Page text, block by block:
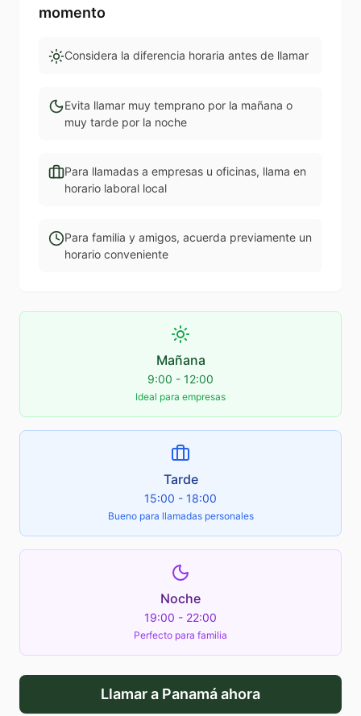
momento
Considera la diferencia horaria antes de llamar
Evita llamar muy temprano por la mañana o
muy tarde por la noche
Para llamadas a empresas u oficinas, llama en
horario laboral local
Para familia y amigos, acuerda previamente un
horario conveniente
Mañana
9:00 - 12:00
Ideal para empresas
Tarde
15:00 - 18:00
Bueno para llamadas personales
Noche
19:00 - 22:00
Perfecto para familia
Llamar a Panamáahora